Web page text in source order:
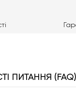
ПИТАННЯ (FAQ)